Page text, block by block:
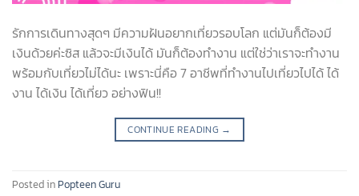
รักการเดินทางสุดๆ มีความฝันอยากเที่ยวรอบโลก แต่มันก็ต้องมี
เงินด้วยค่ะซิส แล้วจะมีเงินได้ มันก็ต้องทำงาน แต่ใช่ว่าเราจะทำงาน
พร้อมกับเที่ยวไม่ได้นะ เพราะนี่คือ 7 อาชีพที่ทำงานไปเที่ยวไปได้ ได้
งาน ได้เงิน ได้เที่ยว อย่างฟิน!!
CONTINUE READING →
Posted in Popteen Guru